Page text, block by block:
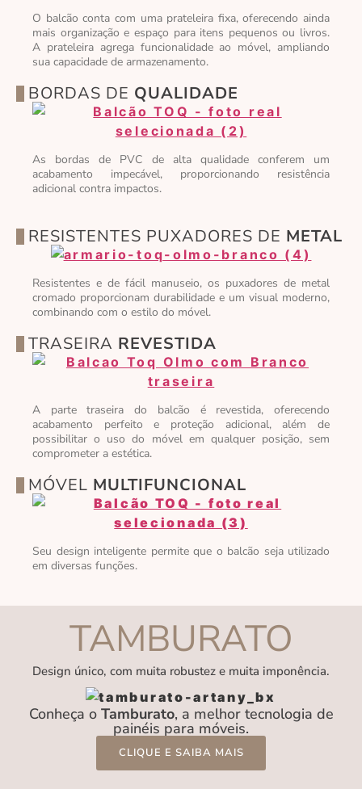
O balcão conta com uma prateleira fixa, oferecendo ainda
mais organização e espaço para itens pequenos ou livros.
A prateleira agrega funcionalidade ao móvel, ampliando
sua capacidade de armazenamento.
BORDAS DE QUALIDADE
As bordas de PVC de alta qualidade conferem um
acabamento impecável, proporcionando resistência
adicional contra impactos.
RESISTENTES PUXADORES DE METAL
Resistentes e de fácil manuseio, os puxadores de metal
cromado proporcionam durabilidade e um visual moderno,
combinando com o estilo do móvel.
TRASEIRA REVESTIDA
A parte traseira do balcão é revestida, oferecendo
acabamento perfeito e proteção adicional, além de
possibilitar o uso do móvel em qualquer posição, sem
comprometer a estética.
MÓVEL MULTIFUNCIONAL
Seu design inteligente permite que o balcão seja utilizado
em diversas funções.
TAMBURATO
Design único, com muita robustez e muita imponência.
Conheça o Tamburato, a melhor tecnologia de
painéis para móveis.
CLIQUE E SAIBA MAIS